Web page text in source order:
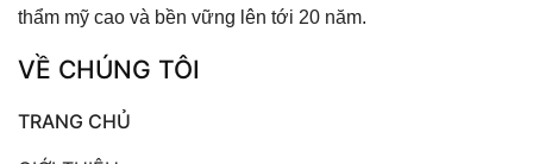
thẩm mỹ cao và bền vững lên tới 20 năm.
VỀ CHÚNG TÔI
TRANG CHỦ